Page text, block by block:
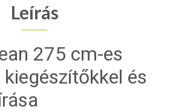
Leírás
275 cm-es
és